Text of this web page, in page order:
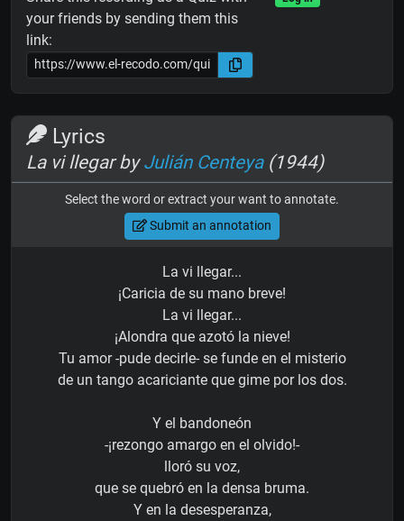
your friends by sending them this
link:
Lyrics
La vi llegar byJulián Centeya(1944)
Select the word or extract your want to annotate.
Submit an annotation
La vi llegar...
¡Caricia de su mano breve!
La vi llegar...
¡Alondra que azotó la nieve!
Tu amor -pude decirle- se funde en el misterio
de un tango acariciante que gime por los dos.
Y el bandoneón
-¡rezongo amargo en el olvido!-
lloró su voz,
que se quebró en la densa bruma.
Y en la desesperanza,